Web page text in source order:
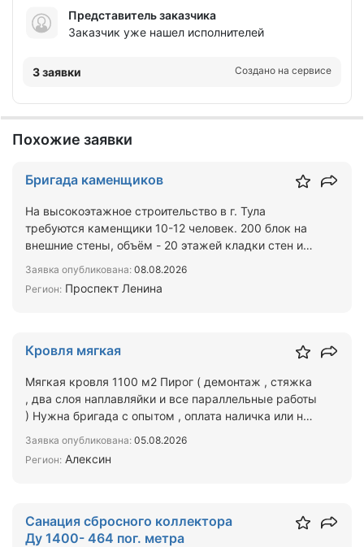
Представитель заказчика
Заказчик уже нашел исполнителей
3 заявки Создано на сервисе
Похожие заявки
Бригада каменщиков
На высокоэтажное строительство в г. Тула
требуются каменщики 10-12 человек. 200 блок на
внешние стены, объём - 20 этажей кладки стен и
Заявка опубликована: 08.08.2026
Регион: Проспект Ленина
Кровля мягкая
Мягкая кровля 1100 м2 Пирог ( демонтаж , стяжка
, два слоя наплавляйки и все параллельные работы
) Нужна бригада с опытом , оплата наличка или на
Заявка опубликована: 05.08.2026
Регион: Алексин
Санация сбросного коллектора
Ду 1400- 464 пог. метра